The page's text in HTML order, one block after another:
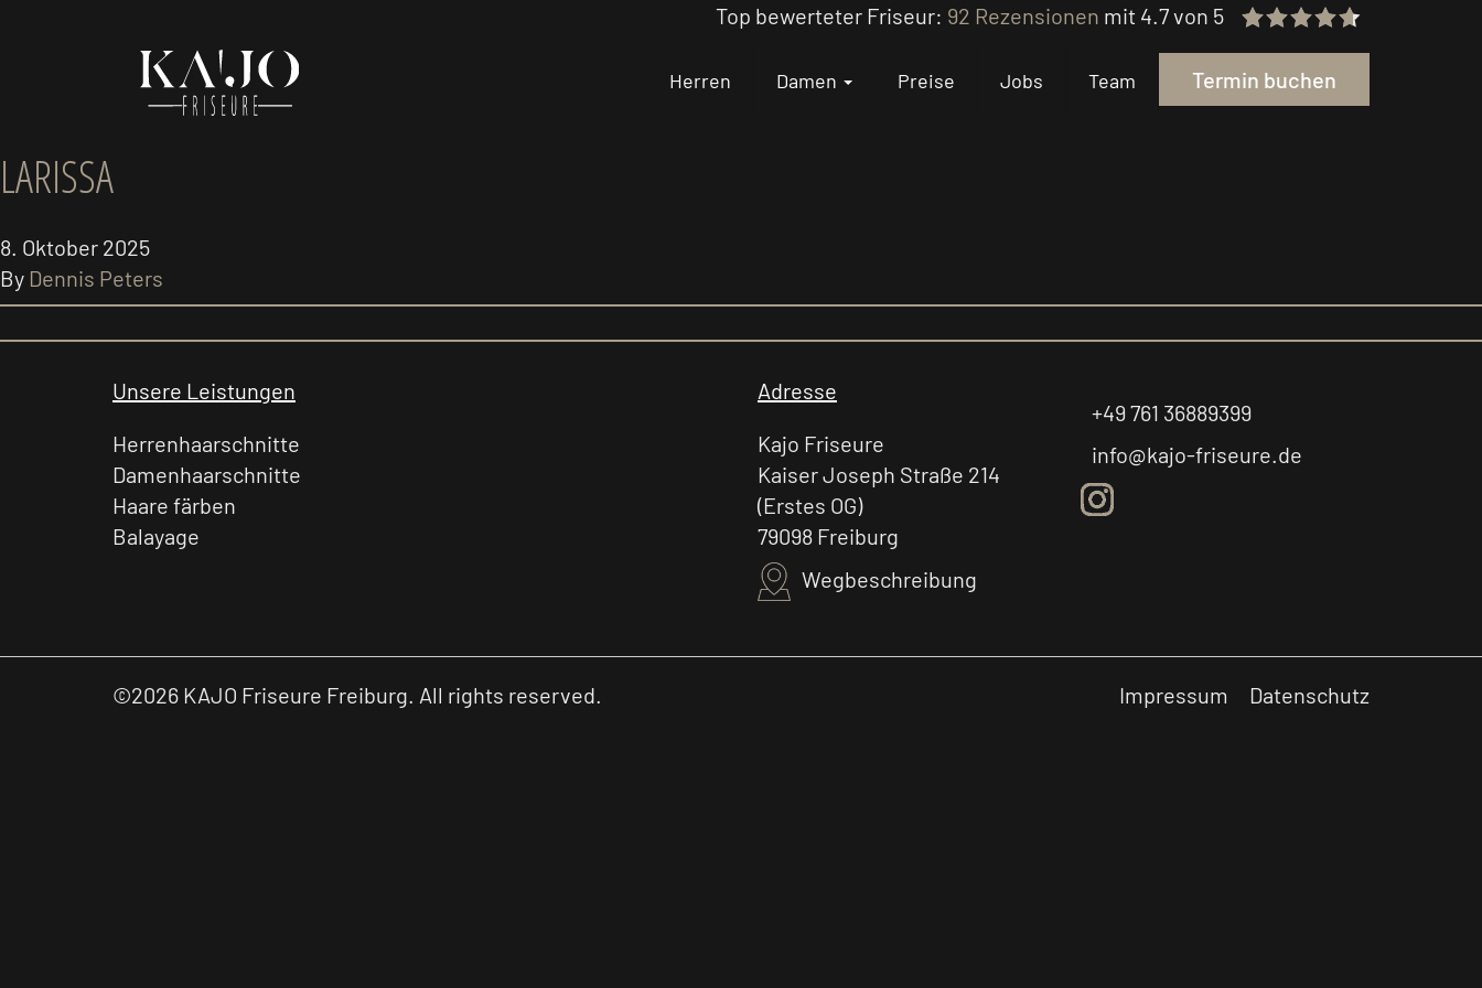
Top bewerteter Friseur: 92 Rezensionen mit 4.7 von 5
Herren Damen Preise Jobs Team Termin buchen
LARISSA
8. Oktober 2025
By Dennis Peters
Unsere Leistungen
Herrenhaarschnitte
Damenhaarschnitte
Haare färben
Balayage
Adresse
Kajo Friseure
Kaiser Joseph Straße 214
(Erstes OG)
79098 Freiburg
Wegbeschreibung
+49 761 36889399
info@kajo-friseure.de
©2026 KAJO Friseure Freiburg. All rights reserved. Impressum Datenschutz